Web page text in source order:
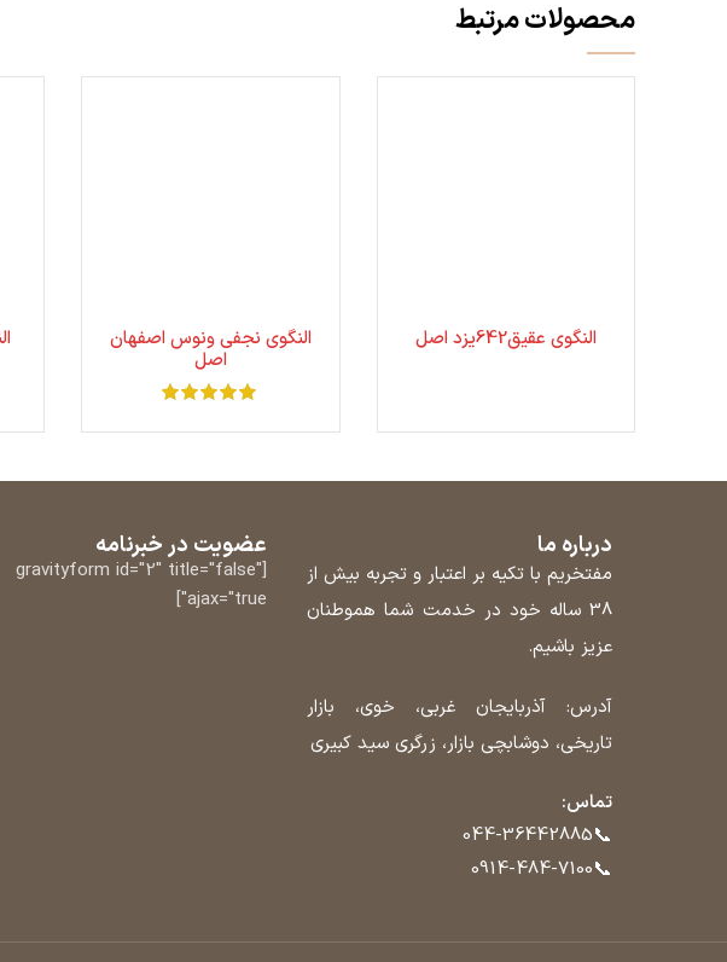
محصولات مرتبط
النگوی عقیق642یزد اصل النگوی نجفی ونوس اصفهان
اصل
درباره ما
مفتخریم با تکیه بر اعتبار و تجربه بیش از
38 ساله خود در خدمت شما هموطنان
عزیز باشیم.
آدرس: آذربایجان غربی، خوی، بازار
تاریخی، دوشابچی بازار، زرگری سید کبیری
تماس:
📞
044-36442885
📞
0914-484-7100
عضویت در خبرنامه
[gravityform id="2" title="false"
ajax="true"]